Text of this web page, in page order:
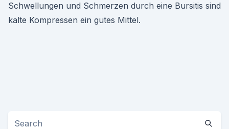
Schwellungen und Schmerzen durch eine Bursitis sind
kalte Kompressen ein gutes Mittel.